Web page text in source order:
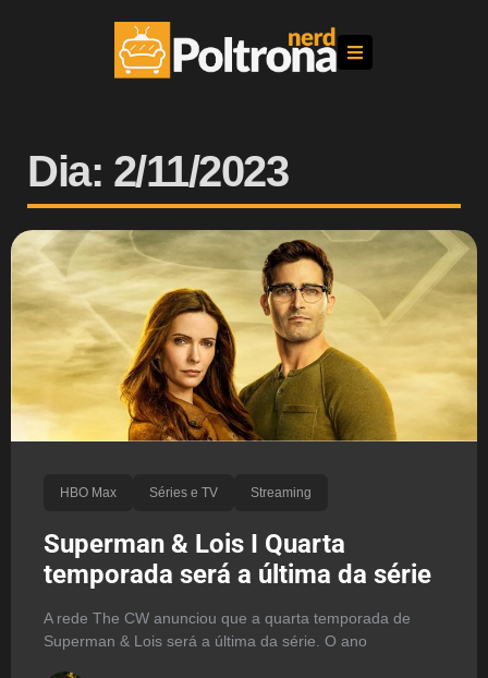
Dia: 2/11/2023
HBO Max Séries e TV Streaming
Superman & Lois I Quarta
temporada será a última da série
A rede The CW anunciou que a quarta temporada de
Superman & Lois será a última da série. O ano